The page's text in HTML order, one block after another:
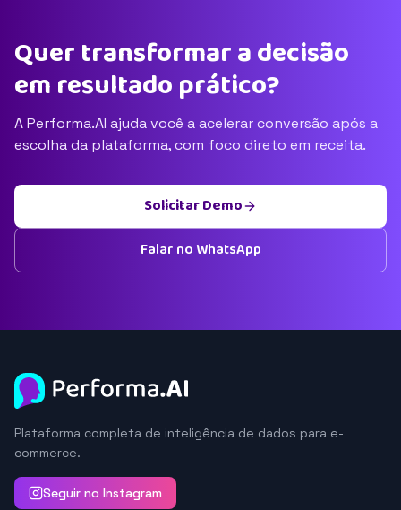
Quer transformar a decisão
em resultado prático?
A Performa.AI ajuda você a acelerar conversão após a
escolha da plataforma, com foco direto em receita.
Solicitar Demo
Falar no WhatsApp
Plataforma completa de inteligência de dados para e-
commerce.
Seguir no Instagram